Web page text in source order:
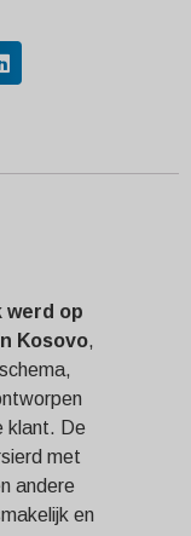
op
Kosovo,
klant. De
met
andere
en